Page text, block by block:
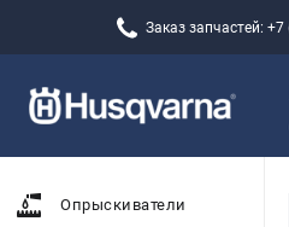
Заказ запчастей:
Опрыскиватели